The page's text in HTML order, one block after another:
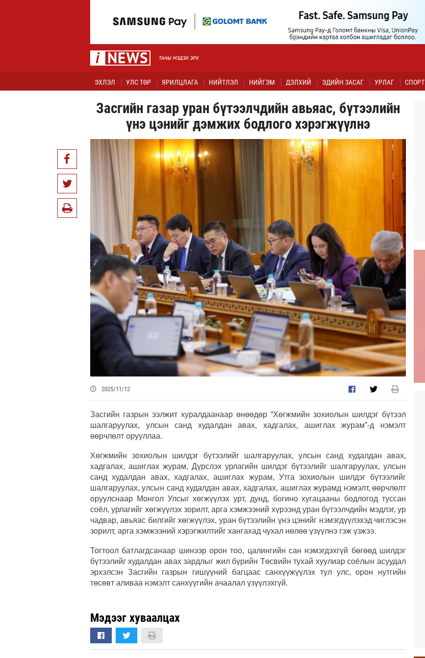
ЭХЛЭЛ УЛС ТӨР ЯРИЛЦЛАГА НИЙТЛЭЛ НИЙГЭМ ДЭЛХИЙ ЭДИЙН ЗАСАГ УРЛАГ СПОРТ
Засгийн газар уран бүтээлчдийн авьяас, бүтээлийн
үнэ цэнийг дэмжих бодлого хэрэгжүүлнэ
2025/11/12
Засгийн газрын ээлжит хуралдаанаар өнөөдөр “Хөгжмийн зохиолын шилдэг бүтээл
шалгаруулах, улсын санд худалдан авах, хадгалах, ашиглах журам”-д нэмэлт
өөрчлөлт орууллаа.
Хөгжмийн зохиолын шилдэг бүтээлийг шалгаруулах, улсын санд худалдан авах,
хадгалах, ашиглах журам, Дүрслэх урлагийн шилдэг бүтээлийг шалгаруулах, улсын
санд худалдан авах, хадгалах, ашиглах журам, Утга зохиолын шилдэг бүтээлийг
шалгаруулах, улсын санд худалдан авах, хадгалах, ашиглах журамд нэмэлт, өөрчлөлт
оруулснаар Монгол Улсыг хөгжүүлэх урт, дунд, богино хугацааны бодлогод туссан
соёл, урлагийг хөгжүүлэх зорилт, арга хэмжээний хүрээнд уран бүтээлчдийн мэдлэг, ур
чадвар, авьяас билгийг хөгжүүлэх, уран бүтээлийн үнэ цэнийг нэмэгдүүлэхэд чиглэсэн
зорилт, арга хэмжээний хэрэгжилтийг хангахад чухал нөлөө үзүүлнэ гэж үзжээ.
Тогтоол батлагдсанаар шинээр орон тоо, цалингийн сан нэмэгдэхгүй бөгөөд шилдэг
бүтээлийг худалдан авах зардлыг жил бүрийн Төсвийн тухай хуулиар соёлын асуудал
эрхэлсэн Засгийн газрын гишүүний багцаас санхүүжүүлэх тул улс, орон нутгийн
төсөвт аливаа нэмэлт санхүүгийн ачаалал үзүүлэхгүй.
Мэдээг хуваалцах